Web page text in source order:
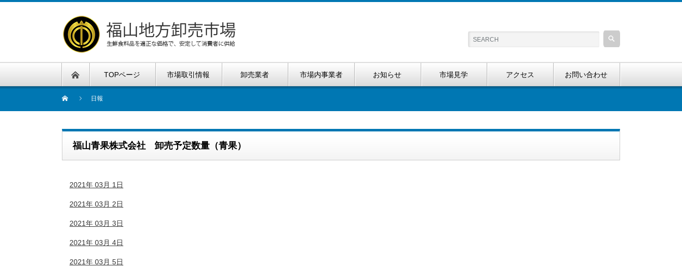
TOPページ 市場取引情報 卸売業者 市場内事業者 お知らせ 市場見学 アクセス お問い合わせ
日報
福山青果株式会社 卸売予定数量（青果）
2021年 03月 1日
2021年 03月 2日
2021年 03月 3日
2021年 03月 4日
2021年 03月 5日